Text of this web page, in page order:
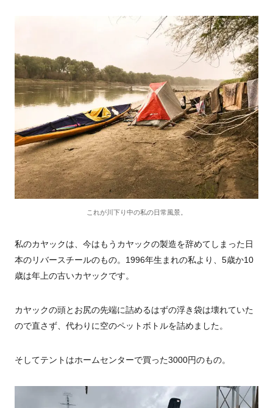
これが川下り中の私の日常風景。
私のカヤックは、今はもうカヤックの製造を辞めてしまった日
本のリバースチールのもの。1996年生まれの私より、5歳か10
歳は年上の古いカヤックです。
カヤックの頭とお尻の先端に詰めるはずの浮き袋は壊れていた
ので直さず、代わりに空のペットボトルを詰めました。
そしてテントはホームセンターで買った3000円のもの。